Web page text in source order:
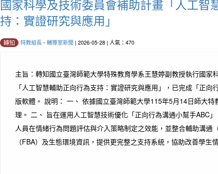
國家科學及技術委員會補助計畫「人工智
持：實證研究與應用」
轉知 特教組長- 輔導室新聞 | 2026-05-28 | 人氣：470
主旨：轉知國立臺灣師範大學特殊教育學系王慧婷副教授執行國家
「人工智慧輔助正向行為支持：實證研究與應用」，已完成「正向
版軟體。 說明： 一、 依據國立臺灣師範大學115年5月14日師大
理。 二、 旨在運用人工智慧技術優化「正向行為溝通小幫手ABC
人員在情緒行為問題評估與介入策略制定之效能，並整合輔助溝通
（FBA）及生態環境資訊，提供更完整之支持系統，協助改善學生